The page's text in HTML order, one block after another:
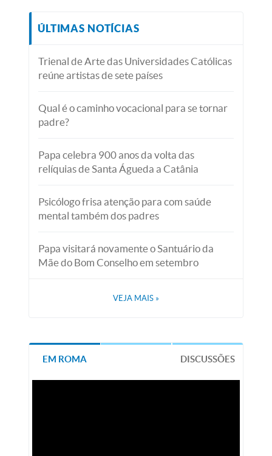
ÚLTIMAS NOTÍCIAS
Trienal de Arte das Universidades Católicas
reúne artistas de sete países
Qual é o caminho vocacional para se tornar
padre?
Papa celebra 900 anos da volta das
relíquias de Santa Águeda a Catânia
Psicólogo frisa atenção para com saúde
mental também dos padres
Papa visitará novamente o Santuário da
Mãe do Bom Conselho em setembro
VEJA MAIS »
EM ROMA DISCUSSÕES